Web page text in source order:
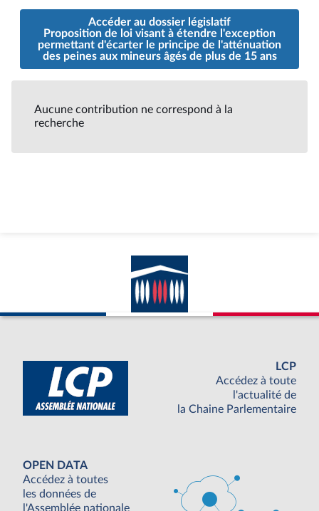
Accéder au dossier législatif
Proposition de loi visant à étendre l'exception
permettant d'écarter le principe de l'atténuation
des peines aux mineurs âgés de plus de 15 ans
Aucune contribution ne correspond à la
recherche
LCP
Accédez à toute
l'actualité de
la Chaine Parlementaire
OPEN DATA
Accédez à toutes
les données de
l'Assemblée nationale